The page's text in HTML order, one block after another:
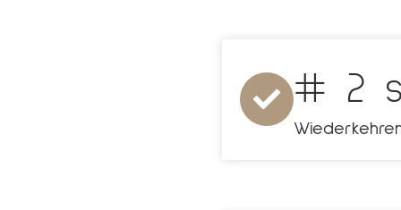
# 2